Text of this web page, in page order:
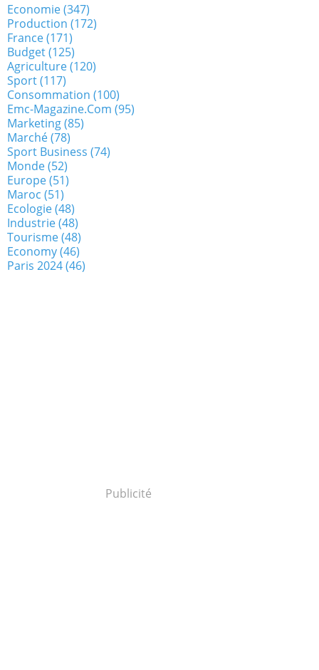
Economie(347)
Production (172)
France(171)
Budget(125)
Agriculture(120)
Sport(117)
Consommation (100)
Emc-Magazine.com (95)
Marketing(85)
Marché(78)
Sport Business (74)
Monde(52)
Europe(51)
Maroc (51)
Ecologie(48)
Industrie(48)
Tourisme(48)
Economy(46)
Paris 2024(46)
Publicité